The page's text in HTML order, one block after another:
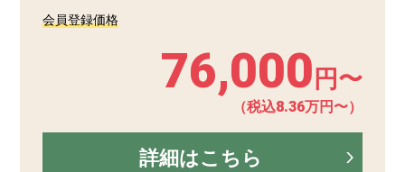
会員登録価格
76,000 円〜
（税込8.36万円〜）
詳細はこちら